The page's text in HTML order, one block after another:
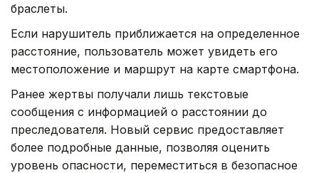
браслеты.
Если нарушитель приближается на определенное
расстояние, пользователь может увидеть его
местоположение и маршрут на карте смартфона.
Ранее жертвы получали лишь текстовые
сообщения с информацией о расстоянии до
преследователя. Новый сервис предоставляет
более подробные данные, позволяя оценить
уровень опасности, переместиться в безопасное